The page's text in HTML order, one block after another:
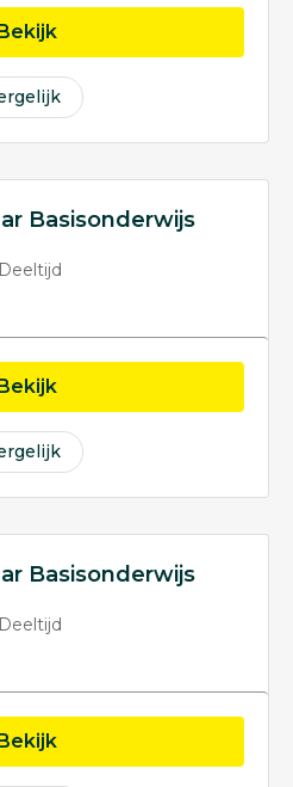
opleiding Opleiding tot
Basisonderwijs
Deeltijd
opleiding Opleiding tot
Basisonderwijs
Deeltijd
opleiding Opleiding tot